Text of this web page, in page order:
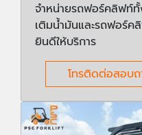
จำหน่ายรถฟอร์คลิฟท์
เติมน้ำมันและรถฟอร์ค
ยินดีให้บริการ
โทรติดต่อสอบถ